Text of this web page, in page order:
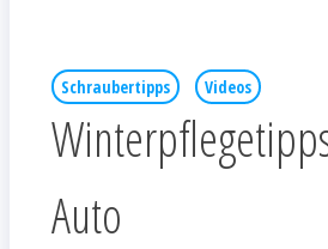
Schraubertipps Videos
Auto